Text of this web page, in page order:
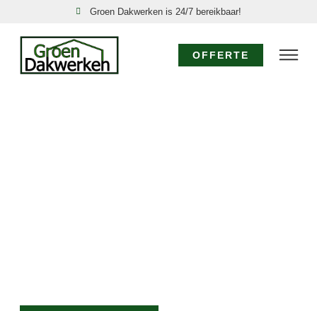
Groen Dakwerken is 24/7 bereikbaar!
OFFERTE